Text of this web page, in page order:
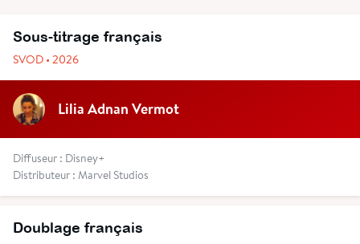
Sous-titrage français
SVOD • 2026
Lilia Adnan Vermot
Diffuseur : Disney+
Distributeur : Marvel Studios
Doublage français